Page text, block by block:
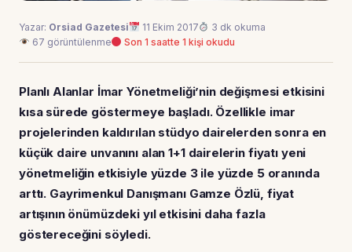
Yazar: Orsiad Gazetesi 11 Ekim 2017
3 dk okuma
67 görüntülenme
Son 1 saatte 1 kişi okudu
Planlı Alanlar İmar Yönetmeliği’nin değişmesi etkisini
kısa sürede göstermeye başladı. Özellikle imar
projelerinden kaldırılan stüdyo dairelerden sonra en
küçük daire unvanını alan 1+1 dairelerin fiyatı yeni
yönetmeliğin etkisiyle yüzde 3 ile yüzde 5 oranında
arttı. Gayrimenkul Danışmanı Gamze Özlü, fiyat
artışının önümüzdeki yıl etkisini daha fazla
göstereceğini söyledi.